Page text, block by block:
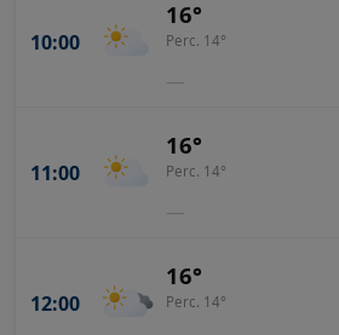
10:00
16°
Perc. 14°
—
11:00
16°
Perc. 14°
—
12:00
16°
Perc. 14°